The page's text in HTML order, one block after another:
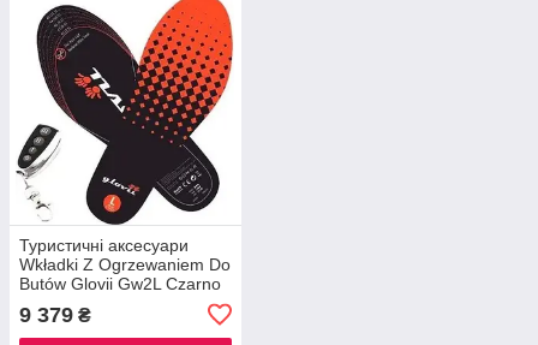
Туристичні аксесуари
Wkładki Z Ogrzewaniem Do
Butów Glovii Gw2L Czarno
9 379 ₴